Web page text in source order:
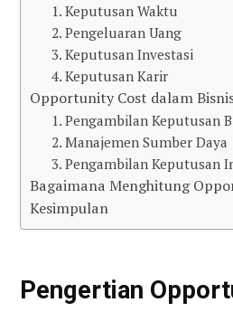
1. Keputusan Waktu
2. Pengeluaran Uang
3. Keputusan Investasi
4. Keputusan Karir
Opportunity Cost dalam
1. Pengambilan Keputusan
2. Manajemen Sumber Daya
3. Pengambilan Keputusan
Bagaimana Menghitung
Kesimpulan
Pengertian